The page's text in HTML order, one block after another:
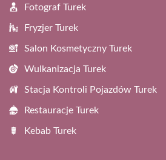
Fotograf Turek
Fryzjer Turek
Salon Kosmetyczny Turek
Wulkanizacja Turek
Stacja Kontroli Pojazdów Turek
Restauracje Turek
Kebab Turek